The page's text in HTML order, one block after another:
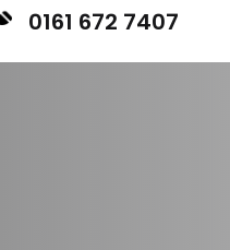
0161 672 7407